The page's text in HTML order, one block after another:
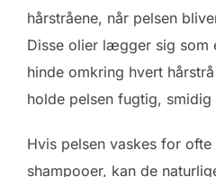
hårstråene, når pelsen
Disse olier lægger sig som
hinde omkring hvert
holde pelsen fugtig,
Hvis pelsen vaskes for
shampooer, kan de